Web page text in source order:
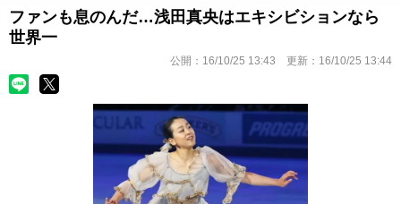
ファンも息のんだ…浅田真央はエキシビションなら
世界一
公開： 16/10/25 13:43 更新： 16/10/25 13:44